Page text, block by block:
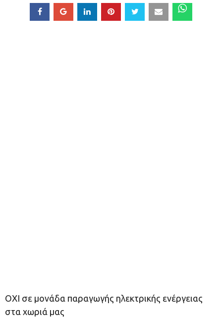
ΟΧΙ σε μονάδα παραγωγής ηλεκτρικής ενέργειας
στα χωριά μας